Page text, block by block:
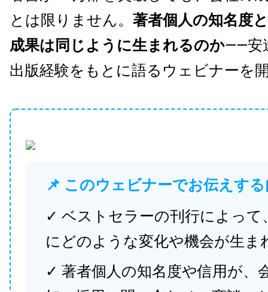
とは限りません。 著者個人の知名度
成果は同じように生まれるのか——安
出版経験をもとに語るウェビナーを
📌 このウェビナーでお伝えす
✓ ベストセラーの刊行によって
にどのような変化や機会が生ま
✓ 著者個人の知名度や信用が、